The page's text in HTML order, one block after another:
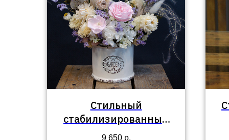
Стильный
стабилизированный
букет №98
9 650 р.